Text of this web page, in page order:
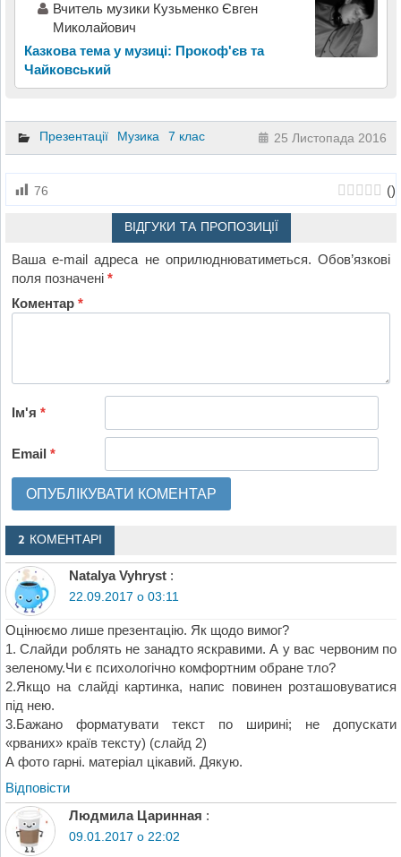
Вчитель музики Кузьменко Євген
Миколайович
Казкова тема у музиці: Прокоф'єв та
Чайковський
Презентації Музика 7 клас 25 Листопада 2016
76 ()
ВІДГУКИ ТА ПРОПОЗИЦІЇ
Ваша e-mail адреса не оприлюднюватиметься. Обов’язкові
поля позначені*
Коментар*
Ім'я*
Email*
2 КОМЕНТАРІ
Natalya Vyhryst :
22.09.2017 о 03:11
Оцінюємо лише презентацію. Як щодо вимог?
1. Слайди роблять не занадто яскравими. А у вас червоним по
зеленому.Чи є психологічно комфортним обране тло?
2.Якщо на слайді картинка, напис повинен розташовуватися
під нею.
3.Бажано форматувати текст по ширині; не допускати
«рваних» країв тексту) (слайд 2)
А фото гарні. матеріал цікавий. Дякую.
Відповіcти
Людмила Царинная :
09.01.2017 о 22:02